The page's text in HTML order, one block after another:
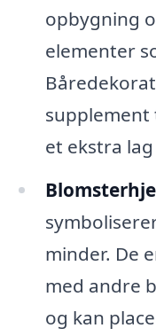
opbygning
elementer
et ekstra
minder. De
med andre
og kan